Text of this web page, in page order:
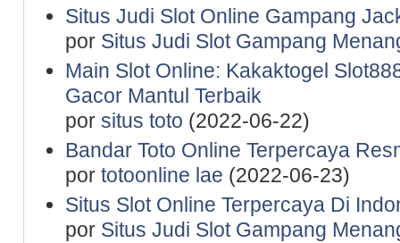
Situs Judi Slot Online Gampang
por Situs Judi Slot Gampang
Main Slot Online: Kakaktogel
Gacor Mantul Terbaik
por situs toto (2022-06-22)
Bandar Toto Online Terpercaya
por totoonline lae (2022-06-23)
Situs Slot Online Terpercaya Di
por Situs Judi Slot Gampang